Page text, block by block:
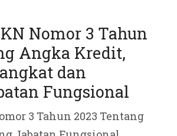
Nomor 3 Tahun
Angka Kredit,
dan
Fungsional
3 Tahun 2023 Tentang